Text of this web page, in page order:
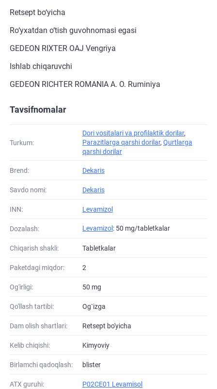
Retsept bo‘yicha
Ro‘yxatdan o‘tish guvohnomasi egasi
GEDEON RIXTER OAJ Vengriya
Ishlab chiqaruvchi
GEDEON RICHTER ROMANIA A. O. Ruminiya
Tavsifnomalar
Turkum:
Dori vositalari va profilaktik dorilar,
Parazitlarga qarshi dorilar, Qurtlarga
qarshi dorilar
Brend: Dekaris
Savdo nomi: Dekaris
INN: Levamizol
Dozalash: Levamizol : 50 mg/tabletkalar
Chiqarish shakli: Tabletkalar
Paketdagi miqdor: 2
Og'irligi: 50 mg
Qo'llash tartibi: Og`izga
Dam olish shartlari: Retsept bo'yicha
Kelib chiqishi: Kimyoviy
Birlamchi qadoqlash: blister
ATХ guruhi: P02CE01 Levamisol